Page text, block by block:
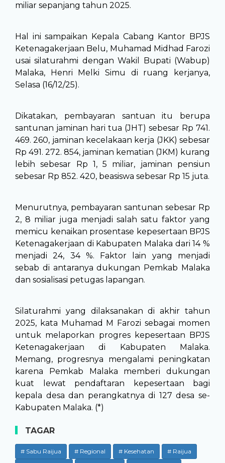
miliar sepanjang tahun 2025.
Hal ini sampaikan Kepala Cabang Kantor BPJS
Ketenagakerjaan Belu, Muhamad Midhad Farozi
usai silaturahmi dengan Wakil Bupati (Wabup)
Malaka, Henri Melki Simu di ruang kerjanya,
Selasa (16/12/25).
Dikatakan, pembayaran santuan itu berupa
santunan jaminan hari tua (JHT) sebesar Rp 741.
469. 260, jaminan kecelakaan kerja (JKK) sebesar
Rp 491. 272. 854, jaminan kematian (JKM) kurang
lebih sebesar Rp 1, 5 miliar, jaminan pensiun
sebesar Rp 852. 420, beasiswa sebesar Rp 15 juta.
Menurutnya, pembayaran santunan sebesar Rp
2, 8 miliar juga menjadi salah satu faktor yang
memicu kenaikan prosentase kepesertaan BPJS
Ketenagakerjaan di Kabupaten Malaka dari 14 %
menjadi 24, 34 %. Faktor lain yang menjadi
sebab di antaranya dukungan Pemkab Malaka
dan sosialisasi petugas lapangan.
Silaturahmi yang dilaksanakan di akhir tahun
2025, kata Muhamad M Farozi sebagai momen
untuk melaporkan progres kepesertaan BPJS
Ketenagakerjaan di Kabupaten Malaka.
Memang, progresnya mengalami peningkatan
karena Pemkab Malaka memberi dukungan
kuat lewat pendaftaran kepesertaan bagi
kepala desa dan perangkatnya di 127 desa se-
Kabupaten Malaka. (*)
TAGAR
# Sabu Raijua # Regional # Kesehatan
# Raijua